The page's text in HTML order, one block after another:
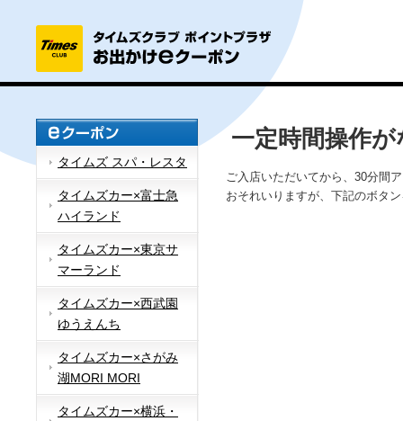
タイムズ スパ・レスタ
タイムズカー×富士急
ハイランド
タイムズカー×東京サ
マーランド
タイムズカー×西武園
ゆうえんち
タイムズカー×さがみ
湖MORI MORI
タイムズカー×横浜・
一定時間操作
ご入店いただいてから、30分間
おそれいりますが、下記のボタ